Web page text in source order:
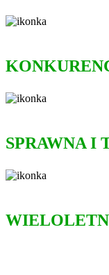
SPRAWNA I